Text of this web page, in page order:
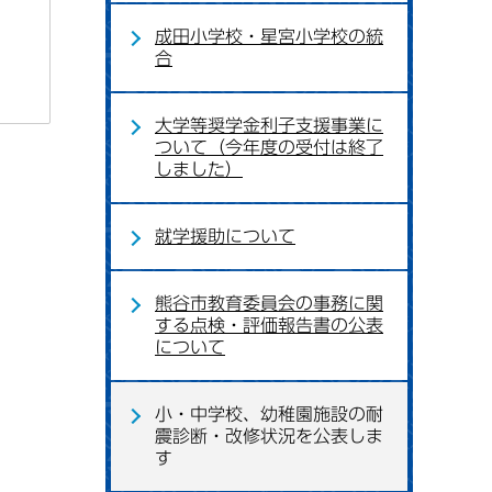
成田小学校・星宮小学校の統
合
大学等奨学金利子支援事業に
ついて（今年度の受付は終了
しました）
就学援助について
熊谷市教育委員会の事務に関
する点検・評価報告書の公表
について
小・中学校、幼稚園施設の耐
震診断・改修状況を公表しま
す